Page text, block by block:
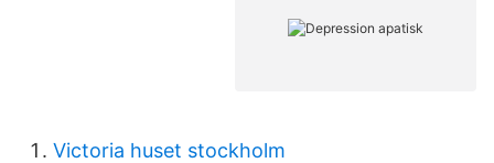
Victoria huset stockholm